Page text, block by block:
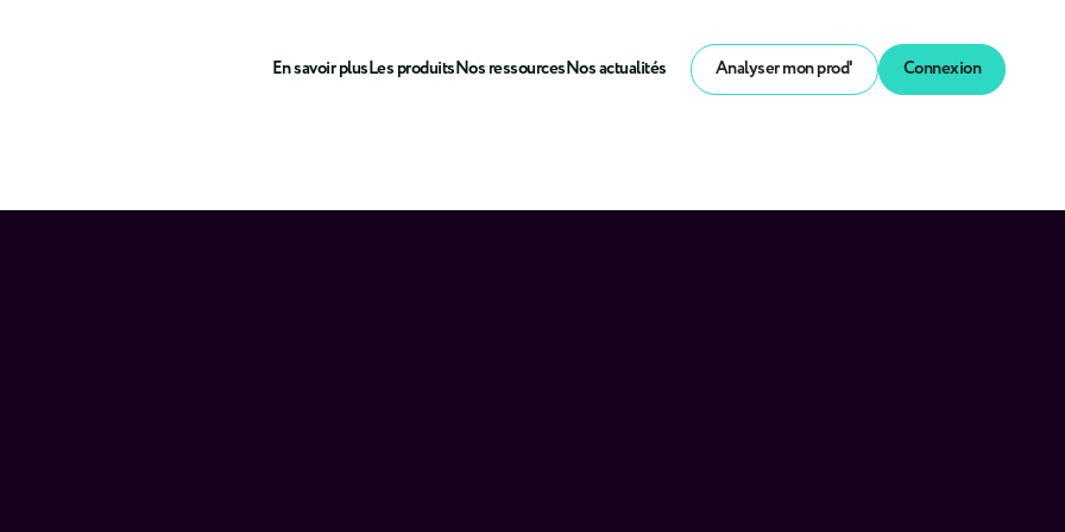
En savoir plusLes produitsNos ressourcesNos actualités Analyser mon prod' Connexion